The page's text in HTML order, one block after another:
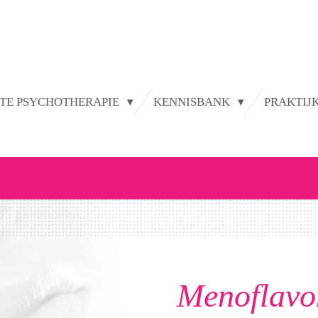
PSYCHOTHERAPIE KENNISBANK